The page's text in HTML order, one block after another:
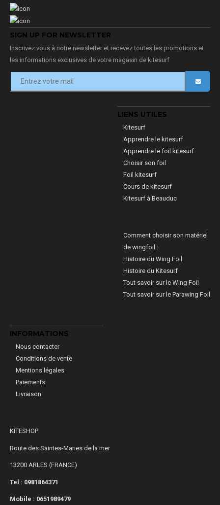
SIGN UP FOR NEWSLETTER
Inscrivez vous à notre newsletter et recevez toutes les promotions et
les informations exclusives de votre magasin de kitesurf
LIENS UTILES
Kitesurf
Apprendre le kitesurf
Apprendre le foil kitesurf
Choisir son foil
Foil kitesurf
Cours de kitesurf
Kitesurf à Beauduc
Comment choisir son matériel
de wingfoil :
Histoire du Wing Foil
Histoire du Kitesurf
Tout savoir sur le Wing Foil
Tout savoir sur le Parawing Foil
INFORMATIONS
Nous contacter
Conditions de vente
Mentions légales
Paiements
Livraison
KITESHOP
Route des Saintes-Maries de la mer
13200 ARLES (FRANCE)
Tel : 0981864371
Mobile : 0651989479